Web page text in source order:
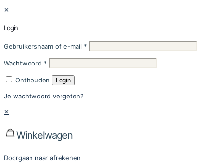
✕
Login
Gebruikersnaam of e-mail *
Wachtwoord *
Onthouden Login
Je wachtwoord vergeten?
✕
Winkelwagen
Doorgaan naar afrekenen